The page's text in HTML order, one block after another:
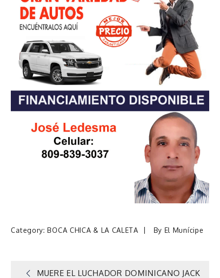
Category:BOCA CHICA & LA CALETA By El Munícipe
MUERE EL LUCHADOR DOMINICANO JACK